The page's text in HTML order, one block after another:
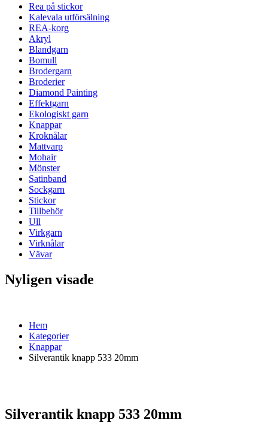
Rea på stickor
Kalevala utförsälning
REA-korg
Akryl
Blandgarn
Bomull
Brodergarn
Broderier
Diamond Painting
Effektgarn
Ekologiskt garn
Knappar
Kroknålar
Mattvarp
Mohair
Mönster
Satinband
Sockgarn
Stickor
Tillbehör
Ull
Virkgarn
Virknålar
Vävar
Nyligen visade
Hem
Kategorier
Knappar
Silverantik knapp 533 20mm
Silverantik knapp 533 20mm